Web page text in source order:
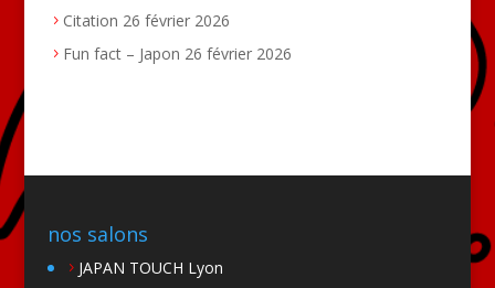
Citation 26 février 2026
Fun fact – Japon 26 février 2026
nos salons
JAPAN TOUCH Lyon